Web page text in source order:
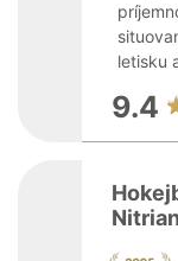
letisku
9.4